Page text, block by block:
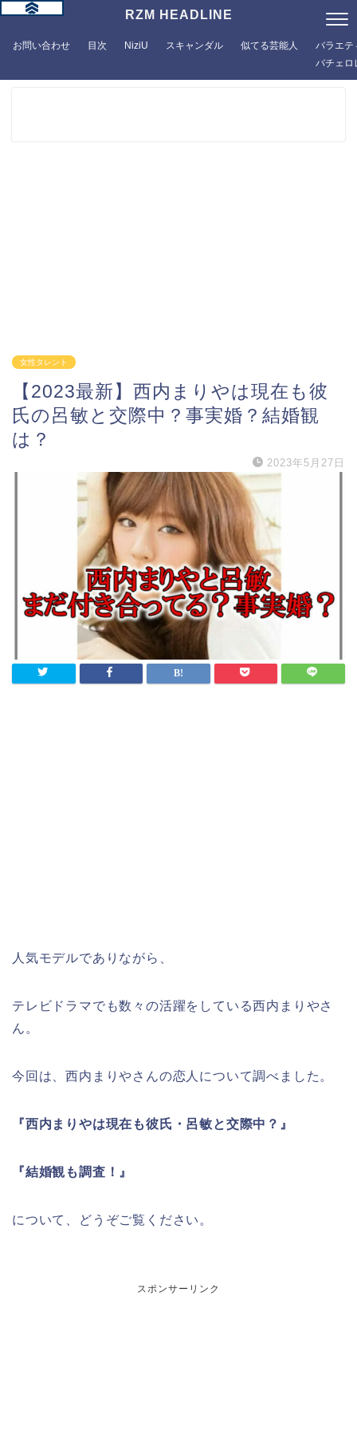
RZM HEADLINE
お問い合わせ 目次 NiziU スキャンダル 似てる芸能人
バラエテ
バチェロ
女性タレント
【2023最新】西内まりやは現在も彼
氏の呂敏と交際中？事実婚？結婚観
は？
2023年5月27日
人気モデルでありながら、
テレビドラマでも数々の活躍をしている西内まりやさ
ん。
今回は、西内まりやさんの恋人について調べました。
『西内まりやは現在も彼氏・呂敏と交際中？』
『結婚観も調査！』
について、どうぞご覧ください。
スポンサーリンク